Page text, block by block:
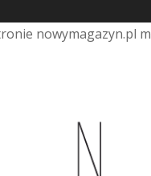
nowymagazyn.pl